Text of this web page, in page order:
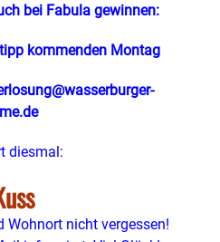
bei Fabula gewinnen:
kommenden Montag
diesmal:
Wohnort nicht vergessen!